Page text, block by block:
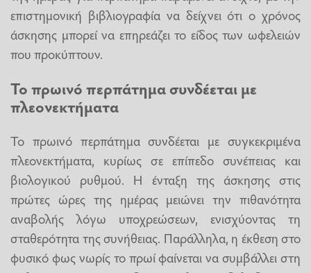
επιστημονική βιβλιογραφία να δείχνει ότι ο χρόνος
άσκησης μπορεί να επηρεάζει το είδος των ωφελειών
που προκύπτουν.
Το πρωινό περπάτημα συνδέεται με
πλεονεκτήματα
Το πρωινό περπάτημα συνδέεται με συγκεκριμένα
πλεονεκτήματα, κυρίως σε επίπεδο συνέπειας και
βιολογικού ρυθμού. Η ένταξη της άσκησης στις
πρώτες ώρες της ημέρας μειώνει την πιθανότητα
αναβολής λόγω υποχρεώσεων, ενισχύοντας τη
σταθερότητα της συνήθειας. Παράλληλα, η έκθεση στο
φυσικό φως νωρίς το πρωί φαίνεται να συμβάλλει στη